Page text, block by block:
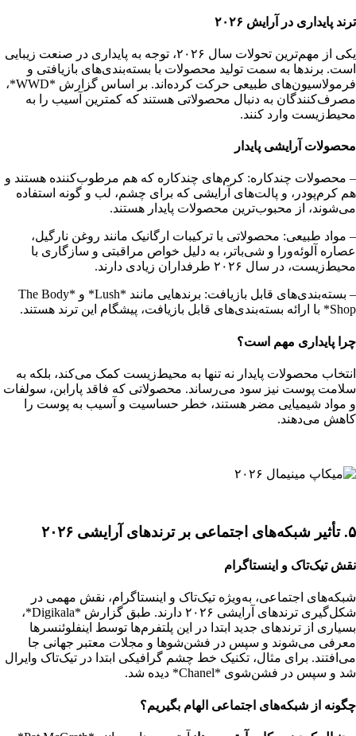
ترند پایداری در آرایش ۲۰۲۶
یکی از مهم‌ترین تحولات سال ۲۰۲۶، توجه به پایداری در صنعت زیبایی
است. برندها به سمت تولید محصولات با بسته‌بندی‌های بازیافتی و
فرمولاسیون‌های طبیعی حرکت کرده‌اند. بر اساس گزارش *WWD*،
مصرف‌کنندگان به دنبال محصولاتی هستند که کمترین آسیب را به
محیط‌زیست وارد کنند.
محصولات آرایشی پایدار
– محصولات چندکاره: کرم‌های چندکاره که هم مرطوب‌کننده هستند و
هم کرم‌پودر، و پالت‌های آرایشی که برای چشم، لب و گونه استفاده
می‌شوند، از محبوب‌ترین محصولات پایدار هستند.
– مواد طبیعی: محصولاتی با ترکیبات ارگانیک مانند روغن نارگیل،
عصاره آلوئه‌ورا و شی‌باتر، به دلیل خواص مراقبتی و سازگاری با
محیط‌زیست، در سال ۲۰۲۶ طرفداران زیادی دارند.
– بسته‌بندی‌های قابل بازیافت: برندهایی مانند *Lush* و *The Body
Shop* با ارائه بسته‌بندی‌های قابل بازیافت، پیشگام این ترند هستند.
چرا پایداری مهم است؟
انتخاب محصولات پایدار نه تنها به محیط‌زیست کمک می‌کند، بلکه به
سلامت پوست نیز سود می‌رساند. محصولاتی که فاقد پارابن، سولفات
و مواد شیمیایی مضر هستند، خطر حساسیت و آسیب به پوست را
کاهش می‌دهند.
۵. تأثیر شبکه‌های اجتماعی بر ترندهای آرایشی ۲۰۲۶
نقش تیک‌تاک و اینستاگرام
شبکه‌های اجتماعی، به‌ویژه تیک‌تاک و اینستاگرام، نقش مهمی در
شکل‌گیری ترندهای آرایشی ۲۰۲۶ دارند. طبق گزارش *Digikala*،
بسیاری از ترندهای جدید ابتدا در این پلتفرم‌ها توسط اینفلوئنسرها
معرفی می‌شوند و سپس در فشن‌شوها و مجلات معتبر جهانی جا
می‌افتند. برای مثال، تکنیک خط چشم گرافیکی ابتدا در تیک‌تاک وایرال
شد و سپس در فشن‌شوی *Chanel* دیده شد.
چگونه از شبکه‌های اجتماعی الهام بگیریم؟